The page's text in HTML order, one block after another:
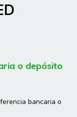
o depósito
bancaria o